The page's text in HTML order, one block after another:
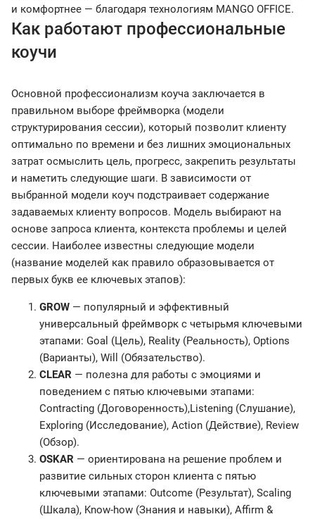
и комфортнее — благодаря технологиям MANGO OFFICE.
Как работают профессиональные
коучи
Основной профессионализм коуча заключается в
правильном выборе фреймворка (модели
структурирования сессии), который позволит клиенту
оптимально по времени и без лишних эмоциональных
затрат осмыслить цель, прогресс, закрепить результаты
и наметить следующие шаги. В зависимости от
выбранной модели коуч подстраивает содержание
задаваемых клиенту вопросов. Модель выбирают на
основе запроса клиента, контекста проблемы и целей
сессии. Наиболее известны следующие модели
(название моделей как правило образовывается от
первых букв ее ключевых этапов):
GROW — популярный и эффективный
универсальный фреймворк с четырьмя ключевыми
этапами: Goal (Цель), Reality (Реальность), Options
(Варианты), Will (Обязательство).
CLEAR — полезна для работы с эмоциями и
поведением с пятью ключевыми этапами:
Contracting (Договоренность),Listening (Слушание),
Exploring (Исследование), Action (Действие), Review
(Обзор).
OSKAR — ориентирована на решение проблем и
развитие сильных сторон клиента с пятью
ключевыми этапами: Outcome (Результат), Scaling
(Шкала), Know-how (Знания и навыки), Affirm &